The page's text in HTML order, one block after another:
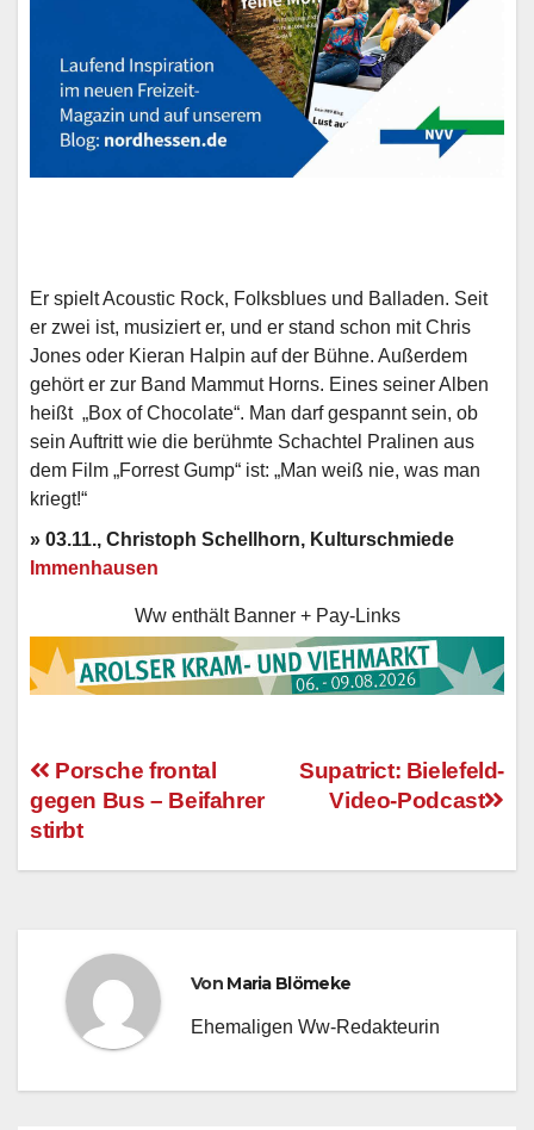
Er spielt Acoustic Rock, Folksblues und Balladen. Seit
er zwei ist, musiziert er, und er stand schon mit Chris
Jones oder Kieran Halpin auf der Bühne. Außerdem
gehört er zur Band Mammut Horns. Eines seiner Alben
heißt „Box of Chocolate“. Man darf gespannt sein, ob
sein Auftritt wie die berühmte Schachtel Pralinen aus
dem Film „Forrest Gump“ ist: „Man weiß nie, was man
kriegt!“
» 03.11., Christoph Schellhorn, Kulturschmiede
Immenhausen
Ww enthält Banner + Pay-Links
Beitragsnavigation
Supatrict: Bielefeld-
Video-Podcast
Porsche frontal
gegen Bus – Beifahrer
stirbt
Von Maria Blömeke
Ehemaligen Ww-Redakteurin